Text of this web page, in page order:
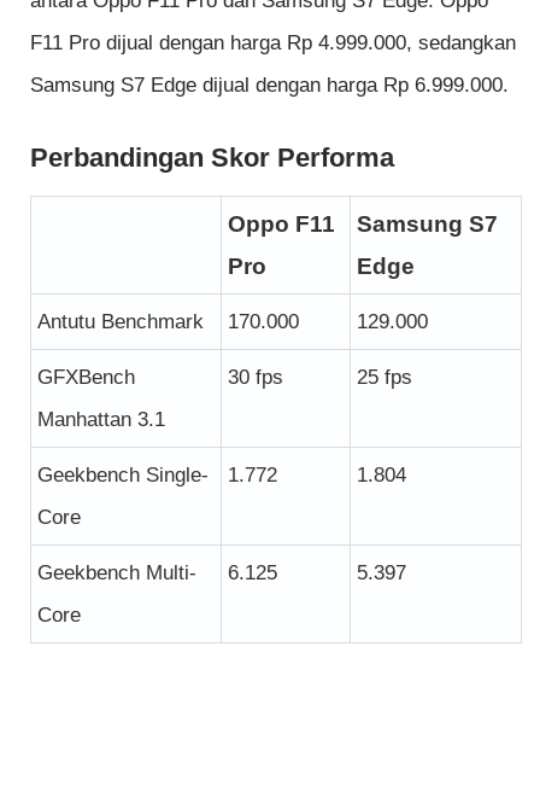
F11 Pro dijual dengan harga Rp 4.999.000, sedangkan
Samsung S7 Edge dijual dengan harga Rp 6.999.000.
Perbandingan Skor Performa
Oppo F11
Pro
Samsung S7
Edge
Antutu Benchmark 170.000 129.000
GFXBench
Manhattan 3.1
30 fps 25 fps
Geekbench Single-
Core
1.772 1.804
Geekbench Multi-
Core
6.125 5.397